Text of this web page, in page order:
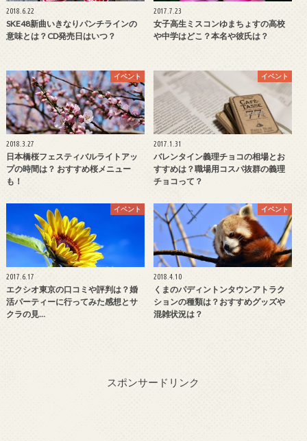
2018.6.22
SKE48新曲いきなりパンチラインの
意味とは？CD発売日はいつ？
2017.7.23
女子高生ミスコンゆまちょすの高校
や中学はどこ？本名や彼氏は？
イベント
2018.3.27
日本橋桜フェスティバルライトアッ
プの時間は？ おすすめ桜メニュー
も！
イベント
2017.1.31
バレンタイン義理チョコの相場とお
すすめは？職場用コスパ抜群の義理
チョコって？
イベント
2017.6.17
エクシオ東京の口コミや評判は？婚
活パーティーに行ってみた感想とサ
クラの見…
イベント
2018.4.10
くまのパディントンタウンアトラク
ションの種類は？おすすめグッズや
混雑状況は？
スポンサードリンク